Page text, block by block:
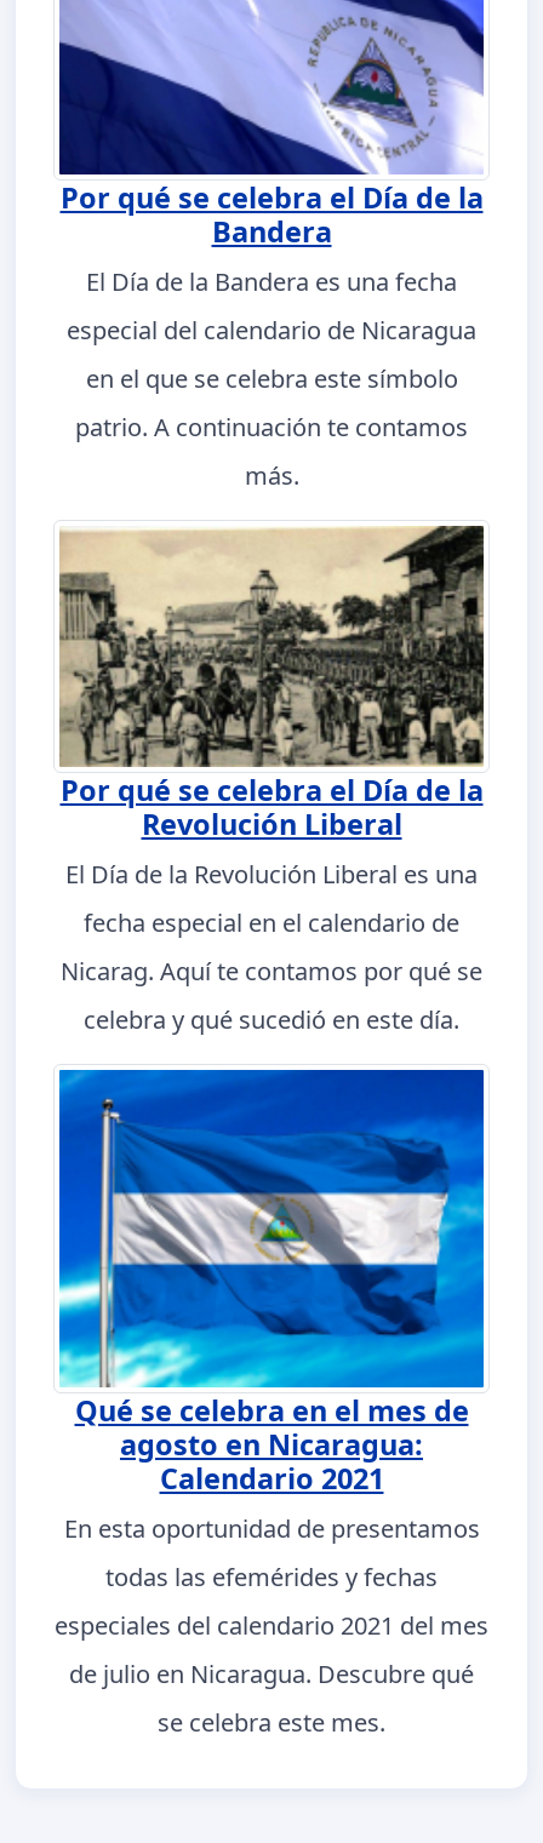
Por qué se celebra el Día de la
Bandera
El Día de la Bandera es una fecha
especial del calendario de Nicaragua
en el que se celebra este símbolo
patrio. A continuación te contamos
más.
Por qué se celebra el Día de la
Revolución Liberal
El Día de la Revolución Liberal es una
fecha especial en el calendario de
Nicarag. Aquí te contamos por qué se
celebra y qué sucedió en este día.
Qué se celebra en el mes de
agosto en Nicaragua:
Calendario 2021
En esta oportunidad de presentamos
todas las efemérides y fechas
especiales del calendario 2021 del mes
de julio en Nicaragua. Descubre qué
se celebra este mes.